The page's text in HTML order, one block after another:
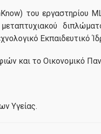
του εργαστηρίου
Εκπαιδευτικό
και το Οικονομικό
Υγείας.